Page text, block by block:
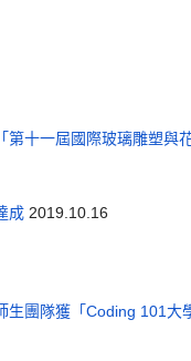
第十一屆國際玻璃雕塑與
成2019.10.16
生團隊獲「Coding 101大